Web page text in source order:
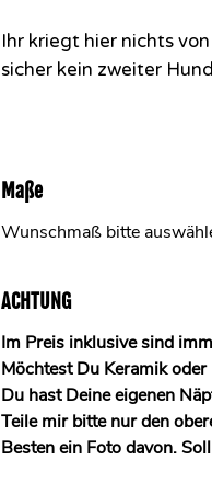
Ihr kriegt hier nichts
sicher kein zweiter
Maße
Wunschmaß bitte
ACHTUNG
Im Preis inklusive sind
Möchtest Du Keramik
Du hast Deine eigenen
Teile mir bitte nur den
Besten ein Foto davon.